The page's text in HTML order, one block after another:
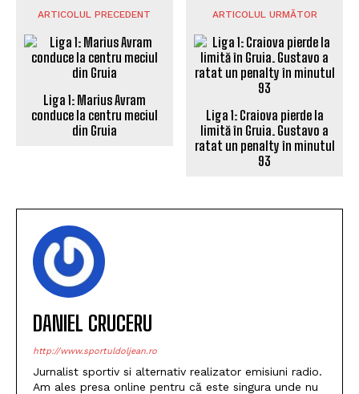
ARTICOLUL PRECEDENT
Liga 1: Marius Avram
conduce la centru meciul
din Gruia
ARTICOLUL URMĂTOR
Liga 1: Craiova pierde la
limită în Gruia. Gustavo a
ratat un penalty în minutul
93
DANIEL CRUCERU
http://www.sportuldoljean.ro
Jurnalist sportiv si alternativ realizator emisiuni radio.
Am ales presa online pentru că este singura unde nu